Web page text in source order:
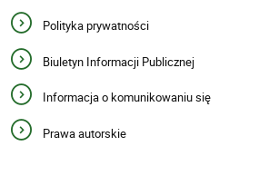
Polityka prywatności
Biuletyn Informacji Publicznej
Informacja o komunikowaniu się
Prawa autorskie